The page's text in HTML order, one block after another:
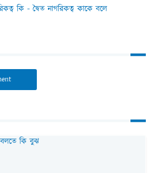
কি - দ্বৈত নাগরিকত্ব কাকে বলে